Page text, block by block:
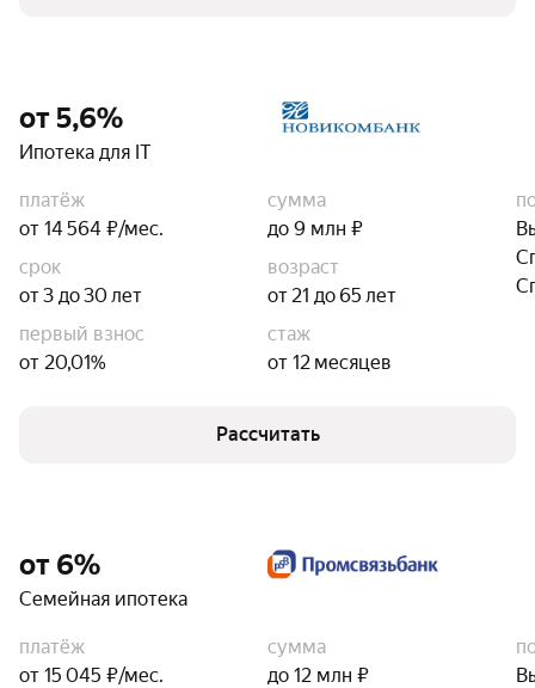
от 5,6%
Ипотека для IT
платёж
от 14 564 ₽/мес.
сумма
до 9 млн ₽
срок
от 3 до 30 лет
возраст
от 21 до 65 лет
первый взнос
от 20,01%
стаж
от 12 месяцев
Рассчитать
от 6%
Семейная ипотека
платёж
от 15 045 ₽/мес.
сумма
до 12 млн ₽